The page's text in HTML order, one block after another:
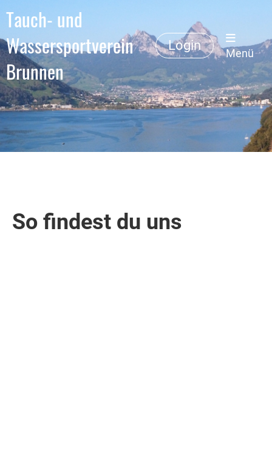
Tauch- und
Wassersportverein
Brunnen
Login
Menü
So findest du uns